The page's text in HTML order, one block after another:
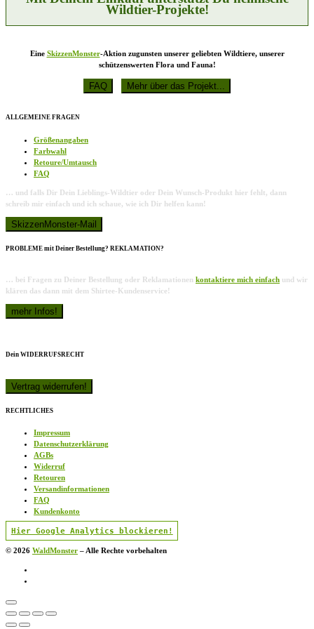
gewählt
werden
Wildtier-Projekte!
Eine SkizzenMonster-Aktion zugunsten unserer geliebten Wildtiere, unserer
schützenswerten Flora und Fauna!
ALLGEMEINE FRAGEN
Größenangaben
Farbwahl
Retoure/Umtausch
FAQ
… und falls Dir Dein Lieblings-Wildtier oder Dein Wunsch-Produkt hier fehlt, dann
schreib mir einfach und ich schaue, wie ich Dir helfen kann!
PROBLEME mit Deiner Bestellung? REKLAMATION?
… bei Fragen zu Deiner Bestellung oder Reklamationen kontaktiere mich einfach und wir
klären das dann mit dem Shirtee-Kundenservice!
Dein WIDERRUFSRECHT
RECHTLICHES
Impressum
Datenschutzerklärung
AGBs
Widerruf
Retouren
Versandinformationen
FAQ
Kundenkonto
Hier Google Analytics blockieren!
© 2026 WaldMonster – Alle Rechte vorbehalten